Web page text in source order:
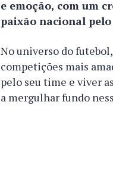
e emoção, com um
paixão nacional
No universo do
competições mais
pelo seu time e viver
a mergulhar fundo